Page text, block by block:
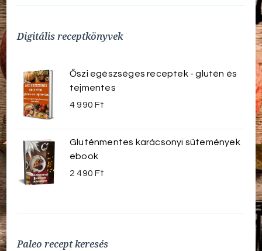
Digitális receptkönyvek
Őszi egészséges receptek - glutén és
tejmentes
4 990Ft
Gluténmentes karácsonyi sütemények
ebook
2 490Ft
Paleo recept keresés